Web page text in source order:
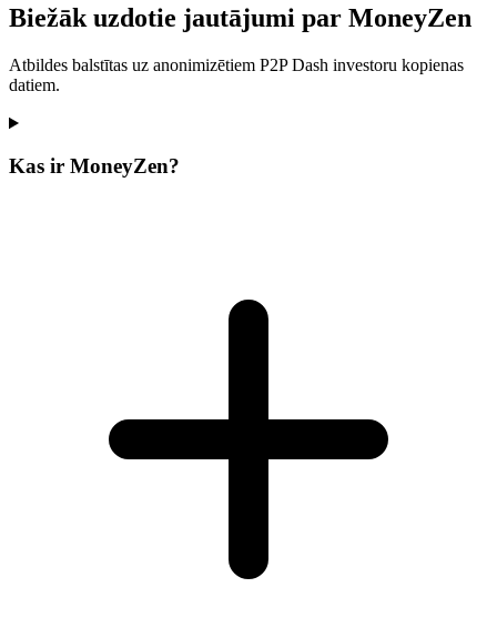
Biežāk uzdotie jautājumi par MoneyZen
Atbildes balstītas uz anonimizētiem P2P Dash investoru kopienas
datiem.
Kas ir MoneyZen?